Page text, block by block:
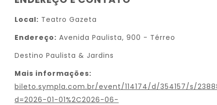
Local: Teatro Gazeta
Endereço: Avenida Paulista, 900 - Térreo
Destino Paulista & Jardins
Mais informações:
bileto.sympla.com.br/event/114174/d/354157/s/
d=2026-01-01%2C2026-06-